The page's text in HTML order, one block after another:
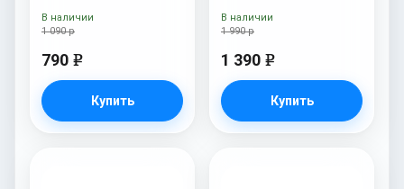
1 090 р
790 e
Купить
В наличии
1 990 р
1 390 e
Купить
В наличии